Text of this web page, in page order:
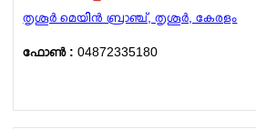
തൃശൂർ മെയിൻ ബ്രാഞ്ച്, തൃശൂർ, കേരളം
ഫോണ്‍ : 04872335180